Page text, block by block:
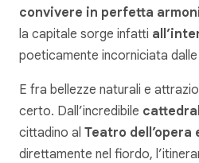
convivere in perfetta
la capitale sorge infatti
poeticamente incorniciata
E fra bellezze naturali e
certo. Dall’incredibile
cittadino al Teatro dell’opera
direttamente nel fiordo,